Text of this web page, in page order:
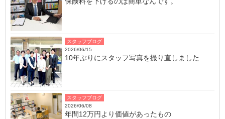
スタッフブログ
2026/06/15
10年ぶりにスタッフ写真を撮り直しました
スタッフブログ
2026/06/08
年間12万円より価値があったもの